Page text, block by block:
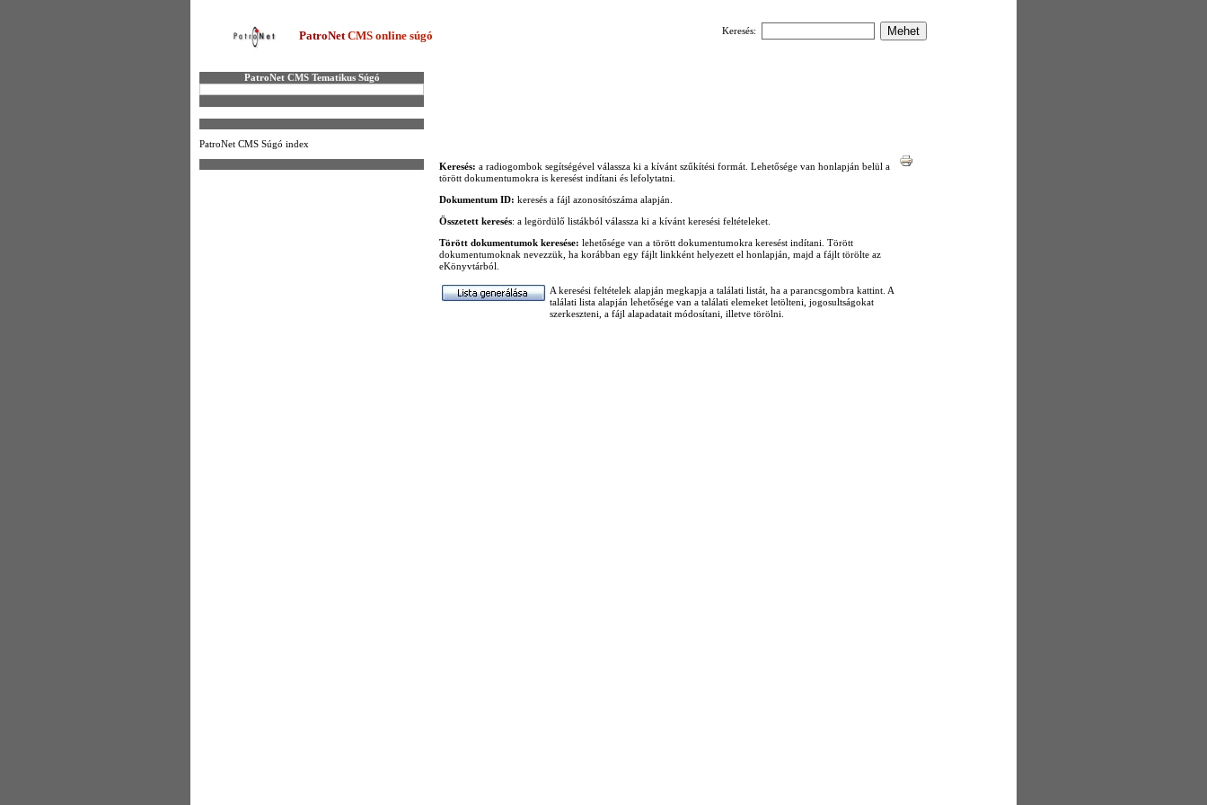
PatroNetCMS online súgó Keresés:
PatroNet CMS Tematikus Súgó
PatroNet CMS Súgó index
Keresés: a radiogombok segítségével válassza ki a kívánt szűkítési formát. Lehetősége van honlapján belül a
törött dokumentumokra is keresést indítani és lefolytatni.
Dokumentum ID: keresés a fájl azonosítószáma alapján.
Összetett keresés: a legördülő listákból válassza ki a kívánt keresési feltételeket.
Törött dokumentumok keresése: lehetősége van a törött dokumentumokra keresést indítani. Törött
dokumentumoknak nevezzük, ha korábban egy fájlt linkként helyezett el honlapján, majd a fájlt törölte az
eKönyvtárból.
A keresési feltételek alapján megkapja a találati listát, ha a parancsgombra kattint. A
találati lista alapján lehetősége van a találati elemeket letölteni, jogosultságokat
szerkeszteni, a fájl alapadatait módosítani, illetve törölni.